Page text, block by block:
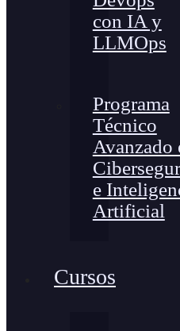
con IA y
LLMOps
Programa
Técnico
Avanzado
e
Artificial
Cursos